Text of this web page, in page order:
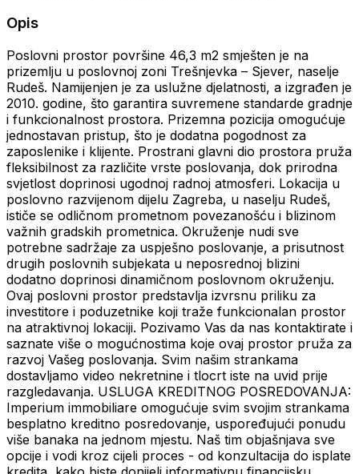
Opis
Poslovni prostor površine 46,3 m2 smješten je na
prizemlju u poslovnoj zoni Trešnjevka – Sjever, naselje
Rudeš. Namijenjen je za uslužne djelatnosti, a izgrađen je
2010. godine, što garantira suvremene standarde gradnje
i funkcionalnost prostora. Prizemna pozicija omogućuje
jednostavan pristup, što je dodatna pogodnost za
zaposlenike i klijente. Prostrani glavni dio prostora pruža
fleksibilnost za različite vrste poslovanja, dok prirodna
svjetlost doprinosi ugodnoj radnoj atmosferi. Lokacija u
poslovno razvijenom dijelu Zagreba, u naselju Rudeš,
ističe se odličnom prometnom povezanošću i blizinom
važnih gradskih prometnica. Okruženje nudi sve
potrebne sadržaje za uspješno poslovanje, a prisutnost
drugih poslovnih subjekata u neposrednoj blizini
dodatno doprinosi dinamičnom poslovnom okruženju.
Ovaj poslovni prostor predstavlja izvrsnu priliku za
investitore i poduzetnike koji traže funkcionalan prostor
na atraktivnoj lokaciji. Pozivamo Vas da nas kontaktirate i
saznate više o mogućnostima koje ovaj prostor pruža za
razvoj Vašeg poslovanja. Svim našim strankama
dostavljamo video nekretnine i tlocrt iste na uvid prije
razgledavanja. USLUGA KREDITNOG POSREDOVANJA:
Imperium immobiliare omogućuje svim svojim strankama
besplatno kreditno posredovanje, uspoređujući ponudu
više banaka na jednom mjestu. Naš tim objašnjava sve
opcije i vodi kroz cijeli proces - od konzultacija do isplate